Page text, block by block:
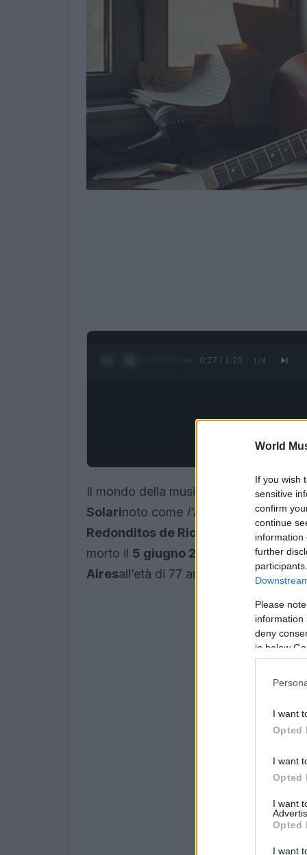
World
If you wish
sensitive
confirm
continue
information
further
Please
information
deny
in below
I want
Opted
I want
Opted
I want
Opted
I want
0:28 / 1:20 1 /4
Il mondo della musica argentina è in
Solarinoto come l’Indio frontman
Redonditos de Ricota
più
morto il 5 giugno 2026 nella sua
Airesall’età di 77 anni.